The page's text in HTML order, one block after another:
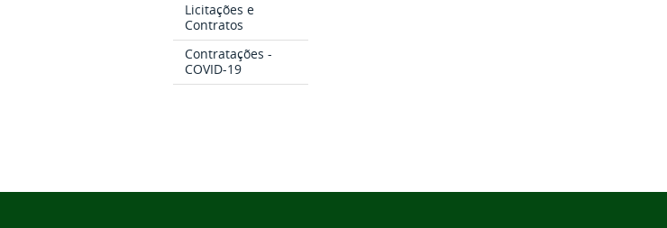
Licitações e
Contratos
Contratações -
COVID-19